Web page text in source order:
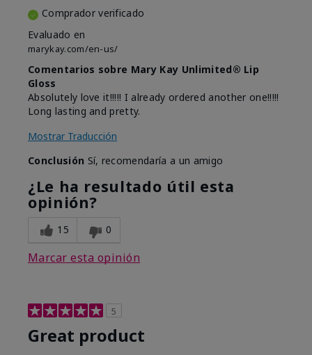
Comprador verificado
Evaluado en
marykay.com/en-us/
Comentarios sobre Mary Kay Unlimited® Lip
Gloss
Absolutely love it!!!!! I already ordered another one!!!!!
Long lasting and pretty.
Mostrar Traducción
Conclusión Sí, recomendaría a un amigo
¿Le ha resultado útil esta
opinión?
15 0
Marcar esta opinión
5
Great product